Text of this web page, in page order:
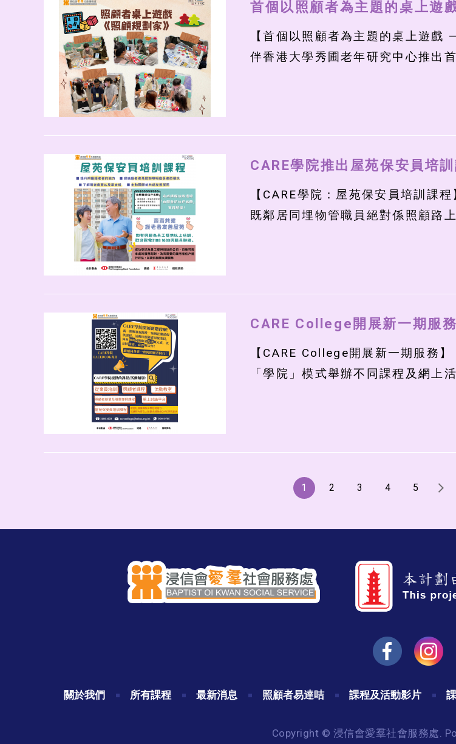
首個以照顧者為主題的桌上遊
【首個以照顧者為主題的桌上遊
伴香港大學秀圃老年研究中心推出
CARE學院推出屋苑保安員培
【CARE學院：屋苑保安員培訓課
既鄰居同埋物管職員絕對係照顧路
CARE College開展新一期服務
【CARE College開展新一期服務
「學院」模式舉辦不同課程及網上
1 2 3 4 5
關於我們 所有課程 最新消息 照顧者易達咭 課程及活動影片
Copyright © 浸信會愛羣社會服務處.